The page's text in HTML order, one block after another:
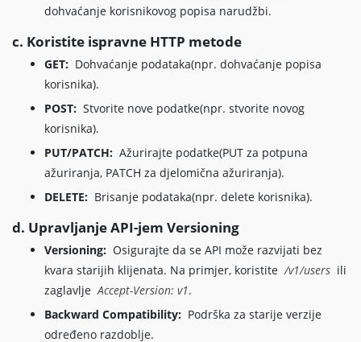
dohvaćanje korisnikovog popisa narudžbi.
c. Koristite ispravne HTTP metode
GET: Dohvaćanje podataka(npr. dohvaćanje popisa
korisnika).
POST: Stvorite nove podatke(npr. stvorite novog
korisnika).
PUT/PATCH: Ažurirajte podatke(PUT za potpuna
ažuriranja, PATCH za djelomična ažuriranja).
DELETE: Brisanje podataka(npr. delete korisnika).
d. Upravljanje API-jem Versioning
Versioning: Osigurajte da se API može razvijati bez
kvara starijih klijenata. Na primjer, koristite/v1/users ili
zaglavljeAccept-Version: v1.
Backward Compatibility: Podrška za starije verzije
određeno razdoblje.